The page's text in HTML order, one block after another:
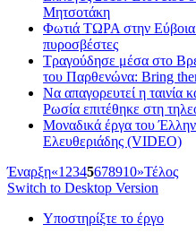
Μητσοτάκη
Φωτιά ΤΩΡΑ στην
πυροσβέστες
Τραγούδησε μέσα στο
του Παρθενώνα: Bring
Να απαγορευτεί η ταινία
Ρωσία επιτέθηκε στη
Μοναδικά έργα του
Ελευθεριάδης (VIDEO)
Έναρξη«1 2345678910»Τέλος
Switch to Desktop Version
Υποστηρίξτε το έργο